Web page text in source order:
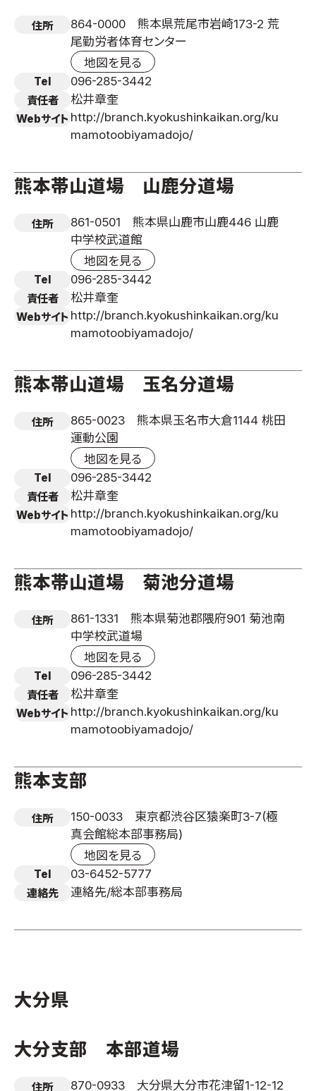
住所
864-0000 熊本県荒尾市岩崎173-2 荒
尾勤労者体育センター
地図を見る
Tel 096-285-3442
責任者 松井章奎
Webサイト http://branch.kyokushinkaikan.org/ku
mamotoobiyamadojo/
熊本帯山道場 山鹿分道場
住所
861-0501 熊本県山鹿市山鹿446 山鹿
中学校武道館
地図を見る
Tel 096-285-3442
責任者 松井章奎
Webサイト http://branch.kyokushinkaikan.org/ku
mamotoobiyamadojo/
熊本帯山道場 玉名分道場
住所
865-0023 熊本県玉名市大倉1144 桃田
運動公園
地図を見る
Tel 096-285-3442
責任者 松井章奎
Webサイト http://branch.kyokushinkaikan.org/ku
mamotoobiyamadojo/
熊本帯山道場 菊池分道場
住所
861-1331 熊本県菊池郡隈府901 菊池南
中学校武道場
地図を見る
Tel 096-285-3442
責任者 松井章奎
Webサイト http://branch.kyokushinkaikan.org/ku
mamotoobiyamadojo/
熊本支部
住所
150-0033 東京都渋谷区猿楽町3-7(極
真会館総本部事務局)
地図を見る
Tel 03-6452-5777
連絡先 連絡先/総本部事務局
大分県
大分支部 本部道場
住所 870-0933 大分県大分市花津留1-12-12